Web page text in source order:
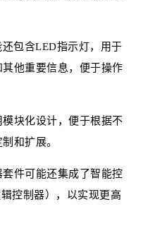
包含LED指示灯，用于
他重要信息，便于操作
块化设计，便于根据不
和扩展。
件可能还集成了智能控
控制器），以实现更高